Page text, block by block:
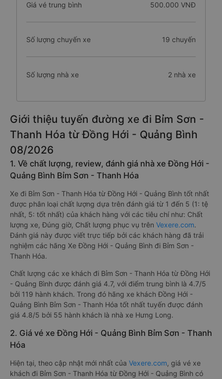
Giá vé trung bình 500.000 VNĐ
Số lượng chuyến xe 19 chuyến
Số lượng nhà xe 2 nhà xe
Giới thiệu tuyến đường xe đi Bỉm Sơn -
Thanh Hóa từ Đồng Hới - Quảng Bình
08/2026
1. Về chất lượng, review, đánh giá nhà xe Đồng Hới -
Quảng Bình Bỉm Sơn - Thanh Hóa
Xe đi Bỉm Sơn - Thanh Hóa từ Đồng Hới - Quảng Bình tốt nhất
được phân loại chất lượng dựa trên đánh giá từ 1 đến 5 (1: tệ
nhất, 5: tốt nhất) của khách hàng với các tiêu chí như: Chất
lượng xe, Đúng giờ, Chất lượng phục vụ trên Vexere.com.
Đánh giá này được viết trực tiếp bởi các khách hàng đã trải
nghiệm các hãng Xe Đồng Hới - Quảng Bình đi Bỉm Sơn -
Thanh Hóa.
Chất lượng các xe khách đi Bỉm Sơn - Thanh Hóa từ Đồng Hới
- Quảng Bình được đánh giá 4.7, với điểm trung bình là 4.7/5
bởi 119 hành khách. Trong đó hãng xe khách Đồng Hới -
Quảng Bình Bỉm Sơn - Thanh Hóa tốt nhất tuyến được đánh
giá 4.8/5 bởi 55 hành khách là nhà xe Hưng Long.
2. Giá vé xe Đồng Hới - Quảng Bình Bỉm Sơn - Thanh
Hóa
Hiện tại, theo cập nhật mới nhất của Vexere.com, giá vé xe
khách đi Bỉm Sơn - Thanh Hóa từ Đồng Hới - Quảng Bình có